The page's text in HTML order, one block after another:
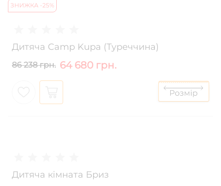
ЗНИЖКА -25%
Дитяча Camp Kupa (Туреччина)
86 238 грн. 64 680 грн.
Дитяча кімната Бриз